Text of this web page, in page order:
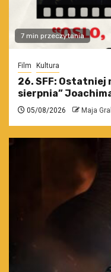
7 min przeczytania
Film Kultura
26. SFF: Ostatniej
sierpnia”
05/08/2026 Maja